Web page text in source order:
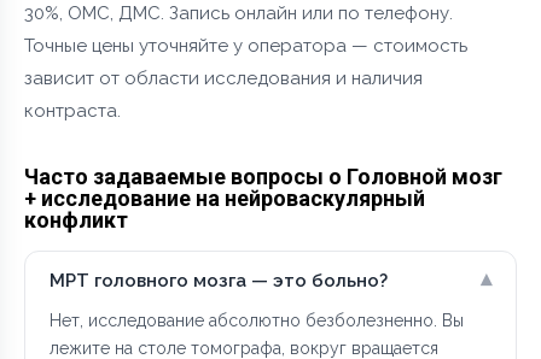
30%, ОМС, ДМС. Запись онлайн или по телефону.
Точные цены уточняйте у оператора — стоимость
зависит от области исследования и наличия
контраста.
Часто задаваемые вопросы о Головной мозг
+ исследование на нейроваскулярный
конфликт
МРТ головного мозга — это больно? ▾
Нет, исследование абсолютно безболезненно. Вы
лежите на столе томографа, вокруг вращается